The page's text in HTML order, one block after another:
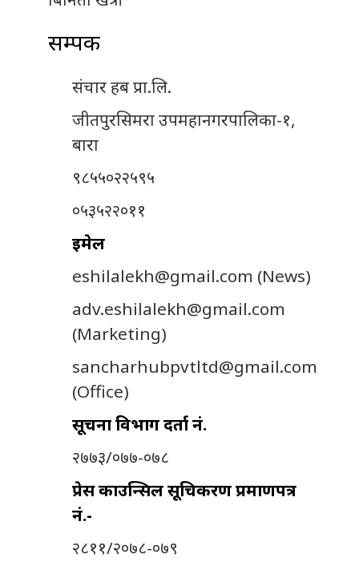
सम्पर्क
संचार हब प्रा.लि.
जीतपुरसिमरा उपमहानगरपालिका-१,
बारा
९८५५०२२५९५
०५३५२२०११
इमेल
eshilalekh@gmail.com (News)
adv.eshilalekh@gmail.com
(Marketing)
sancharhubpvtltd@gmail.com
(Office)
सूचना विभाग दर्ता नं.
२७७३/०७७-०७८
प्रेस काउन्सिल सूचिकरण प्रमाणपत्र
नं.-
२८११/२०७८-०७९